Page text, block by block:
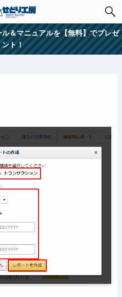
＆マニュアルを【無料】でプレゼ
ント！